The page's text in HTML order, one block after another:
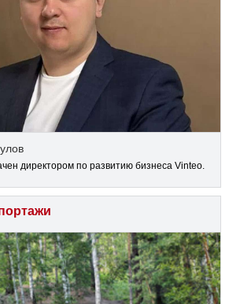
директором по развитию бизнеса Vinteo.